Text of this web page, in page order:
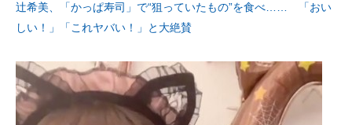
辻希美、「かっぱ寿司」で“狙っていたもの”を食べ…… 「おい
しい！」「これヤバい！」と大絶賛